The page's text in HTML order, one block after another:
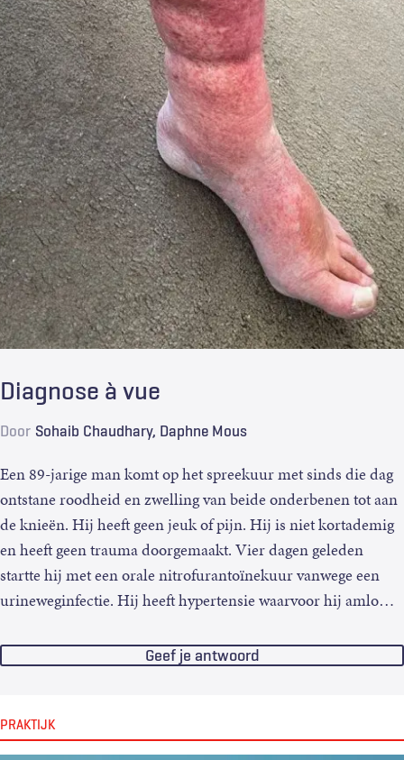
Diagnose à vue
Door Sohaib Chaudhary Daphne Mous
Een 89-jarige man komt op het spreekuur met sinds die dag
ontstane roodheid en zwelling van beide onderbenen tot aan
de knieën. Hij heeft geen jeuk of pijn. Hij is niet kortademig
en heeft geen trauma doorgemaakt. Vier dagen geleden
startte hij met een orale nitrofurantoïnekuur vanwege een
urineweginfectie. Hij heeft hypertensie waarvoor hij amlo…
Geef je antwoord
PRAKTIJK